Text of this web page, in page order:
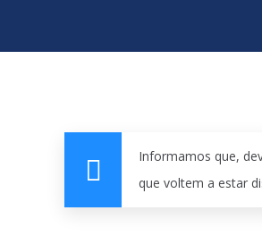
Informamos que,
que voltem a estar